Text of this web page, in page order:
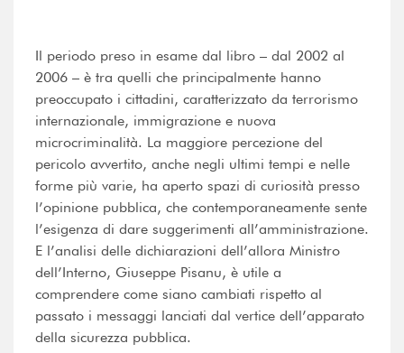
Il periodo preso in esame dal libro – dal 2002 al
2006 – è tra quelli che principalmente hanno
preoccupato i cittadini, caratterizzato da terrorismo
internazionale, immigrazione e nuova
microcriminalità. La maggiore percezione del
pericolo avvertito, anche negli ultimi tempi e nelle
forme più varie, ha aperto spazi di curiosità presso
l’opinione pubblica, che contemporaneamente sente
l’esigenza di dare suggerimenti all’amministrazione.
E l’analisi delle dichiarazioni dell’allora Ministro
dell’Interno, Giuseppe Pisanu, è utile a
comprendere come siano cambiati rispetto al
passato i messaggi lanciati dal vertice dell’apparato
della sicurezza pubblica.